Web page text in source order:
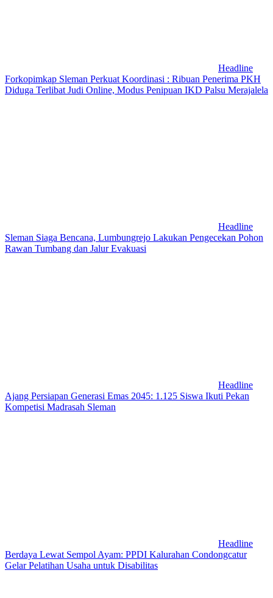
Headline
Forkopimkap Sleman Perkuat Koordinasi : Ribuan Penerima PKH
Diduga Terlibat Judi Online, Modus Penipuan IKD Palsu Merajalela
Headline
Sleman Siaga Bencana, Lumbungrejo Lakukan Pengecekan Pohon
Rawan Tumbang dan Jalur Evakuasi
Headline
Ajang Persiapan Generasi Emas 2045: 1.125 Siswa Ikuti Pekan
Kompetisi Madrasah Sleman
Headline
Berdaya Lewat Sempol Ayam: PPDI Kalurahan Condongcatur
Gelar Pelatihan Usaha untuk Disabilitas